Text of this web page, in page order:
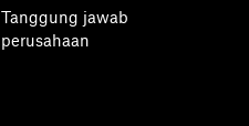
Tanggung jawab
perusahaan